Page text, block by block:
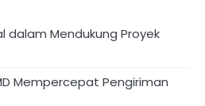
dalam Mendukung Proyek
Mempercepat Pengiriman